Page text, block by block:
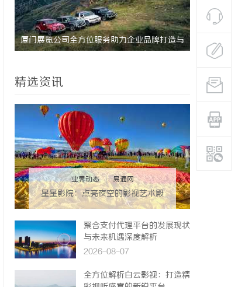
厦门展览公司全方位服务助力企业品牌打造与 武汉配眼
精选资讯
业界动态 | 易通网
星星影院：点亮夜空的影视艺术殿
堂
聚合支付代理平台的发展现状
与未来机遇深度解析
2026-08-07
全方位解析白云影视：打造精